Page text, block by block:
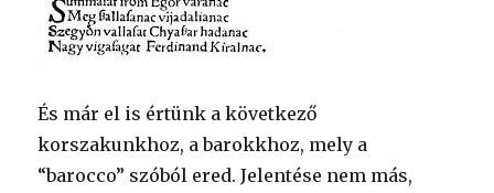
És már el is értünk a következő
korszakunkhoz, a barokkhoz, mely a
“barocco” szóból ered. Jelentése nem más,